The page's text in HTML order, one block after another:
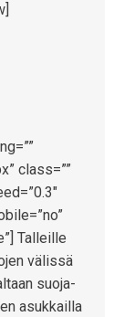
class=””
Talleille
välissä
suoja-
asukkailla